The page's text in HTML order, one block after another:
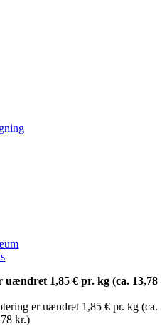
uændret 1,85 € pr. kg (ca. 13,78
er uændret 1,85 € pr. kg (ca.
kr.)